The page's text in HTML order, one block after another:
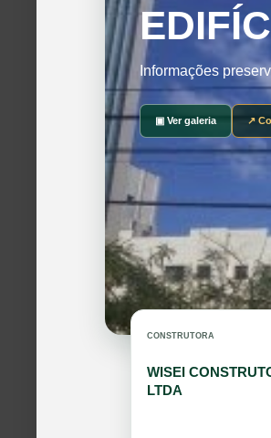
Informações
▣ Ver galeria ↗
CONSTRUTORA
WISEI
LTDA